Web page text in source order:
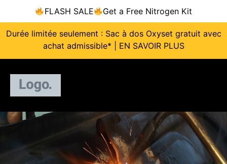
FLASH SALE Get a Free Nitrogen Kit
Durée limitée seulement : Sac à dos Oxyset gratuit avec
achat admissible* | EN SAVOIR PLUS